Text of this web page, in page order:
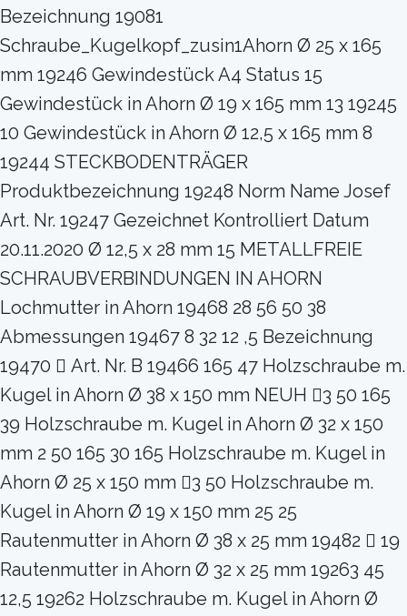
Bezeichnung 19081
Schraube_Kugelkopf_zusin1Ahorn Ø 25 x 165
mm 19246 Gewindestück A4 Status 15
Gewindestück in Ahorn Ø 19 x 165 mm 13 19245
10 Gewindestück in Ahorn Ø 12,5 x 165 mm 8
19244 STECKBODENTRÄGER
Produktbezeichnung 19248 Norm Name Josef
Art. Nr. 19247 Gezeichnet Kontrolliert Datum
20.11.2020 Ø 12,5 x 28 mm 15 METALLFREIE
SCHRAUBVERBINDUNGEN IN AHORN
Lochmutter in Ahorn 19468 28 56 50 38
Abmessungen 19467 8 32 12 ,5 Bezeichnung
19470  Art. Nr. B 19466 165 47 Holzschraube m.
Kugel in Ahorn Ø 38 x 150 mm NEUH 3 50 165
39 Holzschraube m. Kugel in Ahorn Ø 32 x 150
mm 2 50 165 30 165 Holzschraube m. Kugel in
Ahorn Ø 25 x 150 mm 3 50 Holzschraube m.
Kugel in Ahorn Ø 19 x 150 mm 25 25
Rautenmutter in Ahorn Ø 38 x 25 mm 19482  19
Rautenmutter in Ahorn Ø 32 x 25 mm 19263 45
12,5 19262 Holzschraube m. Kugel in Ahorn Ø